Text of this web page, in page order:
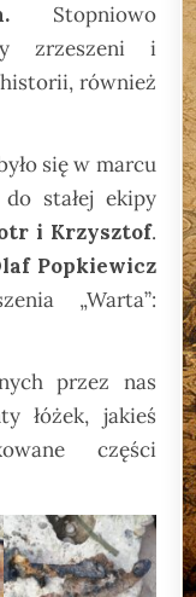
Stopniowo
zrzeszeni i
historii, również
się w marcu
stałej ekipy
i Krzysztof.
Popkiewicz
„Warta”:
przez nas
łóżek, jakieś
części